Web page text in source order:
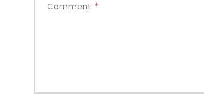
Comment *